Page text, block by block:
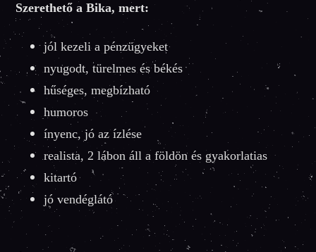
Szerethető a Bika, mert:
jól kezeli a pénzügyeket
nyugodt, türelmes és békés
hűséges, megbízható
humoros
ínyenc, jó az ízlése
realista, 2 lábon áll a földön és gyakorlatias
kitartó
jó vendéglátó